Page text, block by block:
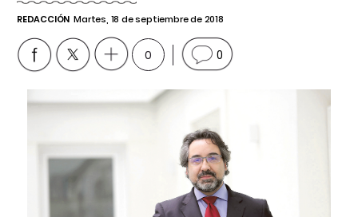
REDACCIÓN Martes, 18 de septiembre de 2018
0 0